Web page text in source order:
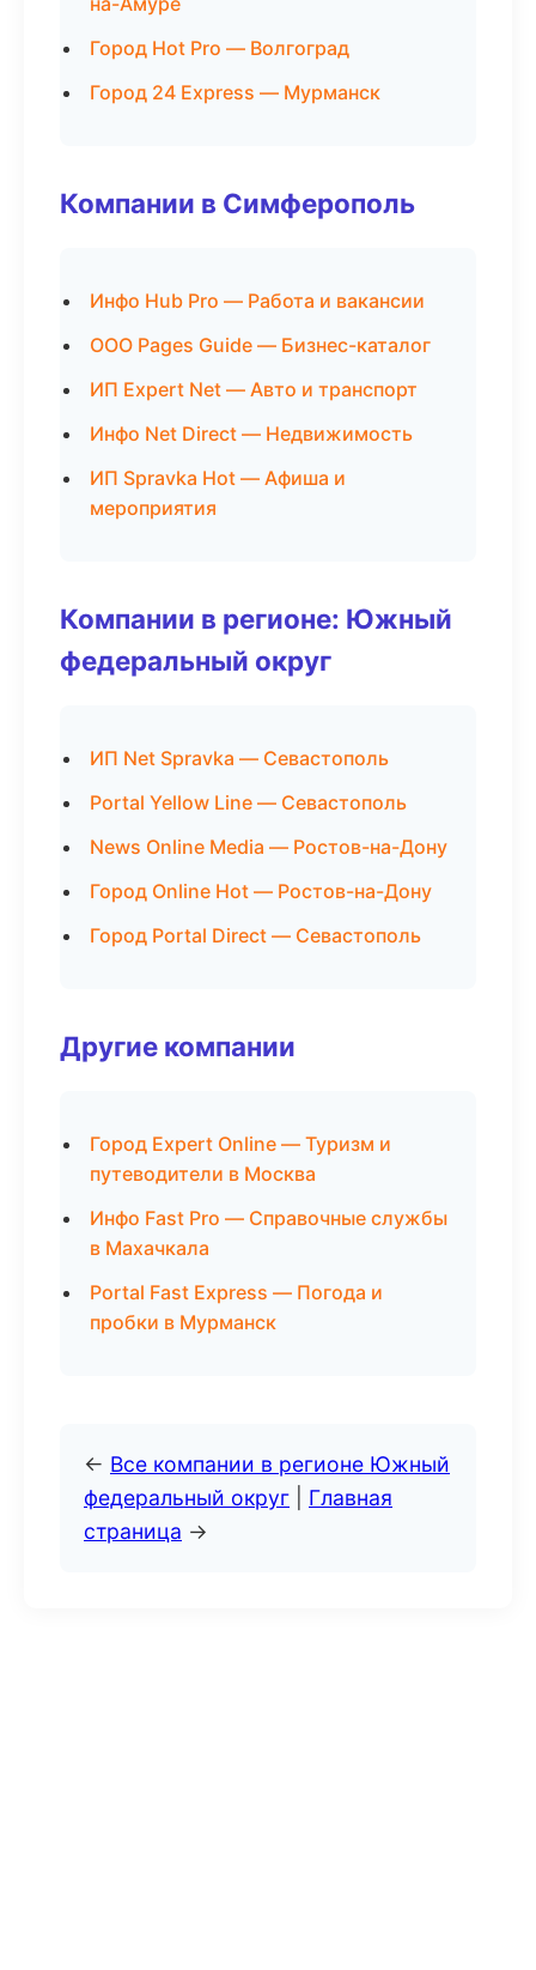
Город Hot Pro — Волгоград
Город 24 Express — Мурманск
Компании в Симферополь
Инфо Hub Pro — Работа и вакансии
ООО Pages Guide — Бизнес-каталог
ИП Expert Net — Авто и транспорт
Инфо Net Direct — Недвижимость
ИП Spravka Hot — Афиша и
мероприятия
Компании в регионе: Южный
федеральный округ
ИП Net Spravka — Севастополь
Portal Yellow Line — Севастополь
News Online Media — Ростов-на-Дону
Город Online Hot — Ростов-на-Дону
Город Portal Direct — Севастополь
Другие компании
Город Expert Online — Туризм и
путеводители в Москва
Инфо Fast Pro — Справочные службы
в Махачкала
Portal Fast Express — Погода и
пробки в Мурманск
← Все компании в регионе Южный
федеральный округ
Главная
страница →